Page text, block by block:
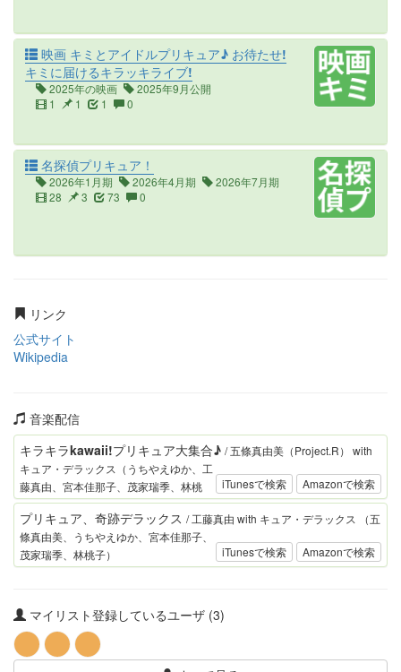
映画 キミとアイドルプリキュア♪ お待たせ!
キミに届けるキラッキライブ!
2025年の映画
2025年9月公開
1
1 1 0
名探偵プリキュア！
2026年1月期 2026年4月期
2026年7月期
28
3 73 0
リンク
公式サイト
Wikipedia
音楽配信
iTunesで検索 Amazonで検索
キラキラkawaii!プリキュア大集合♪ / 五條真由美（Project.R） with
キュア・デラックス（うちやえゆか、工
藤真由、宮本佳那子、茂家瑞季、林桃
子）
iTunesで検索 Amazonで検索
プリキュア、奇跡デラックス / 工藤真由 with キュア・デラックス （五
條真由美、うちやえゆか、宮本佳那子、
茂家瑞季、林桃子）
マイリスト登録しているユーザ (3)